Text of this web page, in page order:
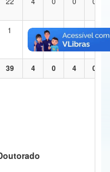
1 0 0 0 0
39 4 0 4 0